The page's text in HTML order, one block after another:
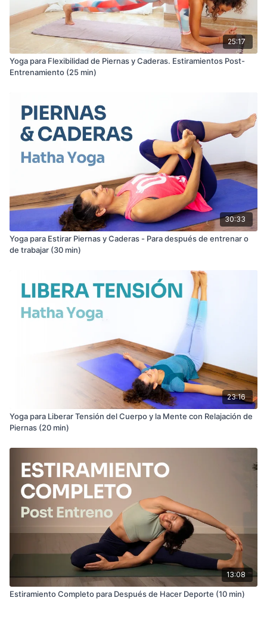
25:17
Yoga para Flexibilidad de Piernas y Caderas. Estiramientos Post-
Entrenamiento (25 min)
30:33
Yoga para Estirar Piernas y Caderas - Para después de entrenar o
de trabajar (30 min)
23:16
Yoga para Liberar Tensión del Cuerpo y la Mente con Relajación de
Piernas (20 min)
13:08
Estiramiento Completo para Después de Hacer Deporte (10 min)